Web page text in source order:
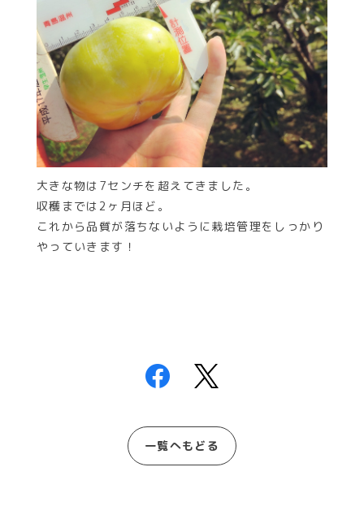
大きな物は7センチを超えてきました。
収穫までは2ヶ月ほど。
これから品質が落ちないように栽培管理をしっかり
やっていきます！
一覧へもどる